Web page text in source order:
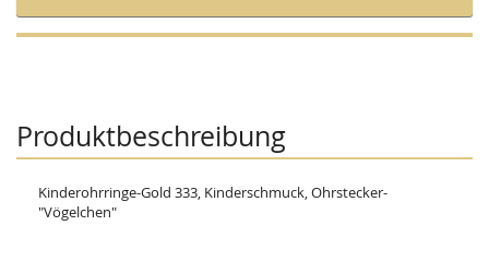
Produktbeschreibung
Kinderohrringe-Gold 333, Kinderschmuck, Ohrstecker-
"Vögelchen"